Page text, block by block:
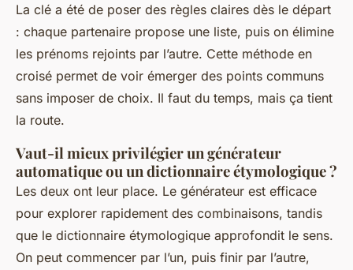
La clé a été de poser des règles claires dès le départ
: chaque partenaire propose une liste, puis on élimine
les prénoms rejoints par l’autre. Cette méthode en
croisé permet de voir émerger des points communs
sans imposer de choix. Il faut du temps, mais ça tient
la route.
Vaut-il mieux privilégier un générateur
automatique ou un dictionnaire étymologique ?
Les deux ont leur place. Le générateur est efficace
pour explorer rapidement des combinaisons, tandis
que le dictionnaire étymologique approfondit le sens.
On peut commencer par l’un, puis finir par l’autre,